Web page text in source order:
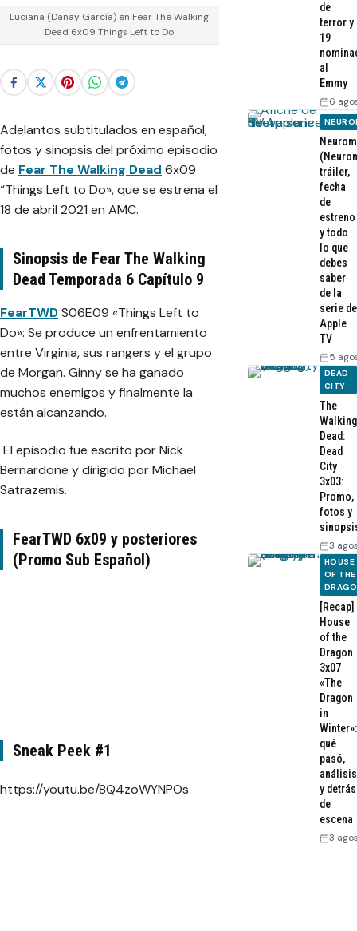
Luciana (Danay García) en Fear The Walking
Dead 6x09 Things Left to Do
Adelantos subtitulados en español,
fotos y sinopsis del próximo episodio
de Fear The Walking Dead 6x09
“Things Left to Do», que se estrena el
18 de abril 2021 en AMC.
Sinopsis de Fear The Walking
Dead Temporada 6 Capítulo 9
FearTWDS06E09 «Things Left to
Do»: Se produce un enfrentamiento
entre Virginia, sus rangers y el grupo
de Morgan. Ginny se ha ganado
muchos enemigos y finalmente la
están alcanzando.
El episodio fue escrito por Nick
Bernardone y dirigido por Michael
Satrazemis.
FearTWD 6x09 y posteriores
(Promo Sub Español)
Sneak Peek #1
https://youtu.be/8Q4zoWYNPOs
de
terror y
19
al
Emmy
6
tráiler,
fecha
de
estreno
y todo
lo que
debes
saber
de la
serie de
Apple
TV
5
DEAD
CITY
The
Walking
Dead:
Dead
City
3x03:
Promo,
fotos y
3
HOUSE
OF THE
[Recap]
House
of the
Dragon
3x07
«The
Dragon
in
Winter»:
qué
pasó,
análisis
y detrás
de
escena
3